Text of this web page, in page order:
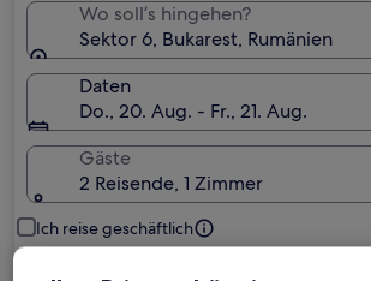
Wo soll’s hingehen?
Sektor 6, Bukarest, Rumänien
Daten
Do., 20. Aug. - Fr., 21. Aug.
Gäste
2 Reisende, 1 Zimmer
Ich reise geschäftlich